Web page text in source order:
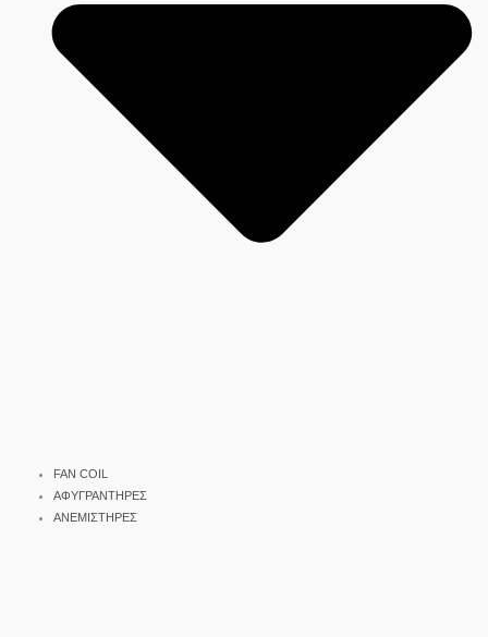
FAN COIL
ΑΦΥΓΡΑΝΤΗΡΕΣ
ΑΝΕΜΙΣΤΗΡΕΣ